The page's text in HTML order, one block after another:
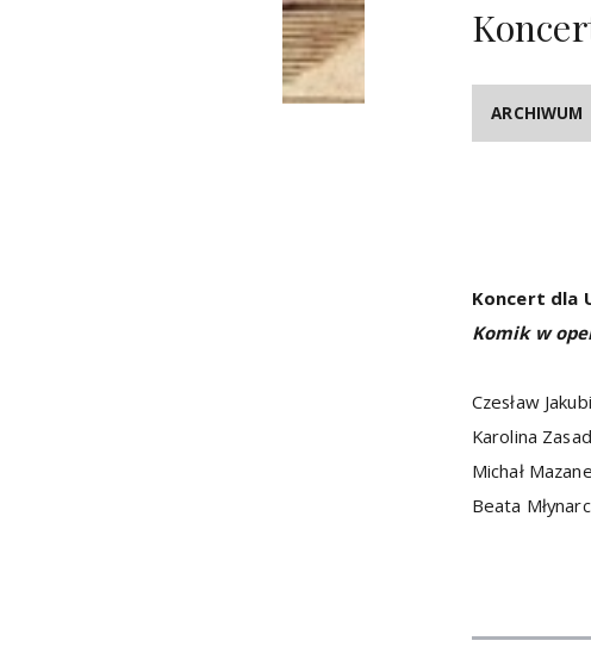
ARCHIWUM
Koncert dla
Komik w
Czesław
Karolina
Michał
Beata